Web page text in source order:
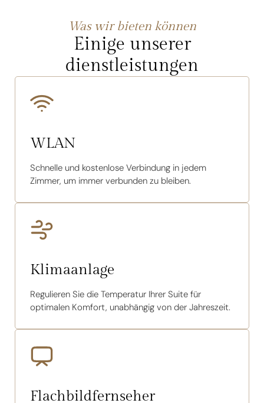
Was wir bieten können
Einige unserer
dienstleistungen
WLAN
Schnelle und kostenlose Verbindung in jedem
Zimmer, um immer verbunden zu bleiben.
Klimaanlage
Regulieren Sie die Temperatur Ihrer Suite für
optimalen Komfort, unabhängig von der Jahreszeit.
Flachbildfernseher